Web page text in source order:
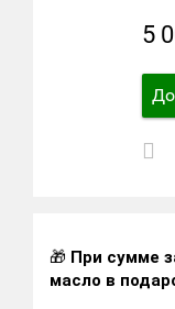
5
🎁 При сумме
масло в